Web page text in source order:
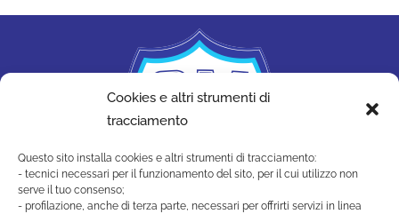
Cookies e altri strumenti di
tracciamento
Questo sito installa cookies e altri strumenti di tracciamento:
- tecnici necessari per il funzionamento del sito, per il cui utilizzo non
serve il tuo consenso;
- profilazione, anche di terza parte, necessari per offrirti servizi in linea